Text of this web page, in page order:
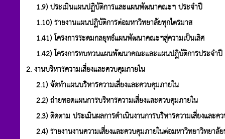
1.9) ประเมินแผนปฏิบัติการและแผนพัฒนาคณะฯ ประจำปี
1.10) รายงานแผนปฏิบัติการต่อมหาวิทยาลัยทุกไตรมาส
1.41) โครงการระดมกลยุทธ์แผนพัฒนาคณะฯสู่ความเป็นเลิศ
1.42) โครงการทบทวนแผนพัฒนาคณะและแผนปฏิบัติการประจำปี
2. งานบริหารความเสี่ยงและควบคุมภายใน
2.1) จัดทำแผนบริหารความเสี่ยงและควบคุมภายใน
2.2) ถ่ายทอดแผนการบริหารความเสี่ยงและควบคุมภายใน
2.3) ติดตาม ประเมินผลการดำเนินงานการบริหารความเสี่ยงและค
2.4) รายงานงานความเสี่ยงและควบคุมภายในต่อมหาวิทยาวิทยาลั